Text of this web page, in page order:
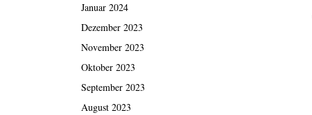
Januar 2024
Dezember 2023
November 2023
Oktober 2023
September 2023
August 2023